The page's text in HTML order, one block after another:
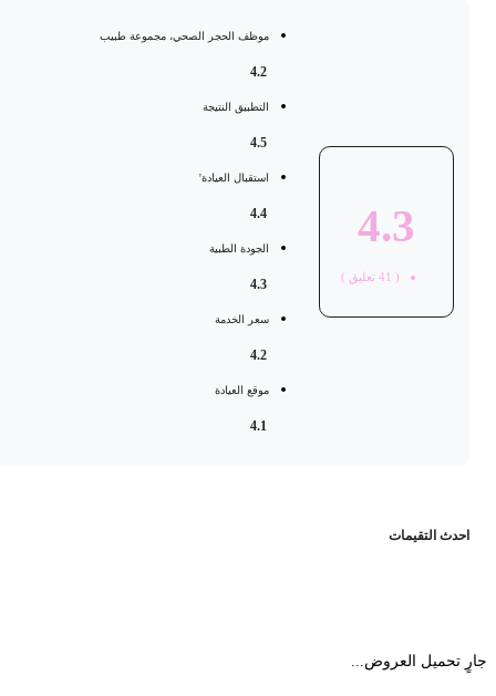
4.3
41 تعليق )
موظف الحجر الصحي، مجموعة طبيب
التطبيق النتيجة
استقبال العيادة'
الجودة الطبية
سعر الخدمة
موقع العيادة
التقيمات
تحميل العروض...